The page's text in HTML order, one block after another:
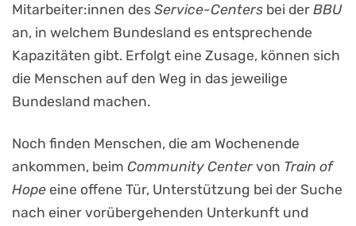
Mitarbeiter:innen des Service-Centers bei der BBU
an, in welchem Bundesland es entsprechende
Kapazitäten gibt. Erfolgt eine Zusage, können sich
die Menschen auf den Weg in das jeweilige
Bundesland machen.
Noch finden Menschen, die am Wochenende
ankommen, beim Community Centervon Train of
Hope eine offene Tür, Unterstützung bei der Suche
nach einer vorübergehenden Unterkunft und